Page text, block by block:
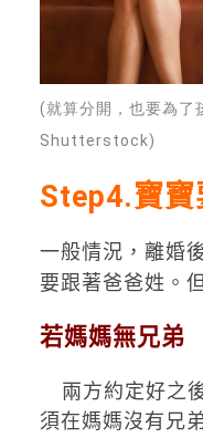
(就算分開，也要為了
Shutterstock)
Step4.寶寶
一般情況，離婚
要跟著爸爸姓。
若媽媽無兄弟
兩方約定好之
須在媽媽沒有兄